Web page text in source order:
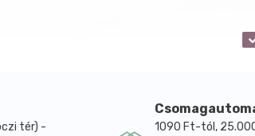
tér) -
1090 Ft-tól,